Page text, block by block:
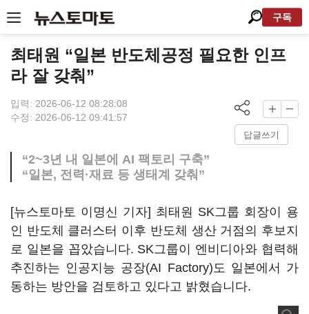
구독
최태원 “일본 반도체공정 필요한 인프
라 잘 갖춰”
입력: 2026-06-12 08:28:08
수정: 2026-06-12 09:41:57
답글쓰기
“2~3년 내 일본에 AI 팩토리 구축”
“일본, 전력·재료 등 생태계 갖춰”
[뉴스토마토 이명신 기자] 최태원 SK그룹 회장이 용
인 반도체 클러스터 이후 반도체 생산 거점의 후보지
로 일본을 꼽았습니다. SK그룹이 엔비디아와 협력해
추진하는 인공지능 공장(AI Factory)도 일본에서 가
동하는 방안을 검토하고 있다고 밝혔습니다.